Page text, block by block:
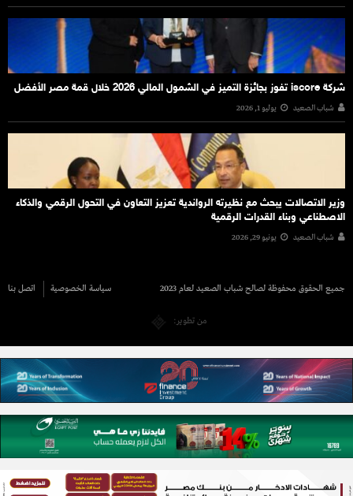
شركة iscore تفوز بجائزة التميز في الشمول المالي 2026 خلال قمة مصر الأفضل
شباب الصعيد يوليو 1, 2026
وزير الاتصالات يبحث مع نظيرته الرواندية تعزيز التعاون في التحول الرقمي والذكاء
الاصطناعي وبناء القدرات الرقمية
شباب الصعيد يونيو 29, 2026
جميع الحقوق محفوظة لصالح شباب الصعيد لعام 2023 سياسة الخصوصية اتصل بنا
من تطوير: